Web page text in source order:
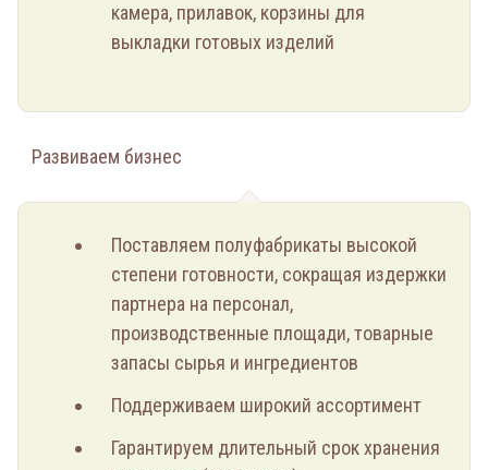
камера, прилавок, корзины для
выкладки готовых изделий
Развиваем бизнес
Поставляем полуфабрикаты высокой
степени готовности, сокращая издержки
партнера на персонал,
производственные площади, товарные
запасы сырья и ингредиентов
Поддерживаем широкий ассортимент
Гарантируем длительный срок хранения